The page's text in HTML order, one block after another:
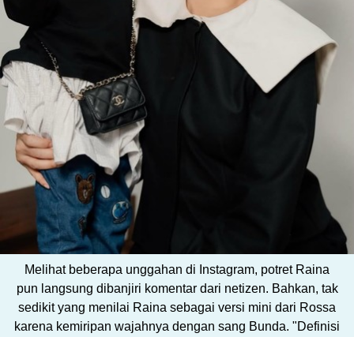
Melihat beberapa unggahan di Instagram, potret Raina
pun langsung dibanjiri komentar dari netizen. Bahkan, tak
sedikit yang menilai Raina sebagai versi mini dari Rossa
karena kemiripan wajahnya dengan sang Bunda. "Definisi